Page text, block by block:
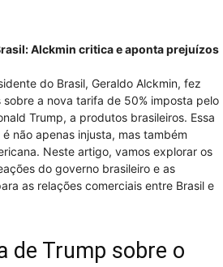
Alckmin critica e aponta prejuízos
do Brasil, Geraldo Alckmin, fez
a nova tarifa de 50% imposta pelo
Trump, a produtos brasileiros. Essa
não apenas injusta, mas também
Neste artigo, vamos explorar os
do governo brasileiro e as
as relações comerciais entre Brasil e
de Trump sobre o